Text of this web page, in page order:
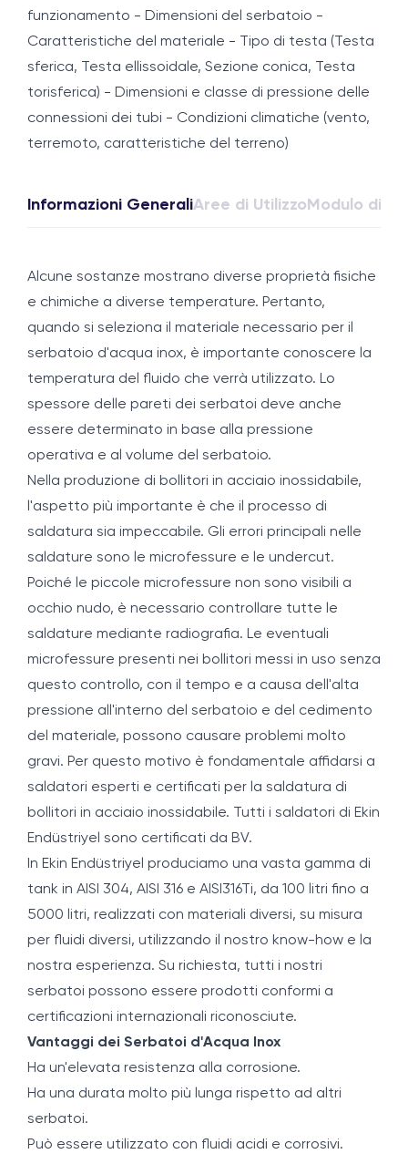
funzionamento - Dimensioni del serbatoio -
Caratteristiche del materiale - Tipo di testa (Testa
sferica, Testa ellissoidale, Sezione conica, Testa
torisferica) - Dimensioni e classe di pressione delle
connessioni dei tubi - Condizioni climatiche (vento,
terremoto, caratteristiche del terreno)
Informazioni GeneraliAree di Utilizzo Modulo di
Alcune sostanze mostrano diverse proprietà fisiche
e chimiche a diverse temperature. Pertanto,
quando si seleziona il materiale necessario per il
serbatoio d'acqua inox, è importante conoscere la
temperatura del fluido che verrà utilizzato. Lo
spessore delle pareti dei serbatoi deve anche
essere determinato in base alla pressione
operativa e al volume del serbatoio.
Nella produzione di bollitori in acciaio inossidabile,
l'aspetto più importante è che il processo di
saldatura sia impeccabile. Gli errori principali nelle
saldature sono le microfessure e le undercut.
Poiché le piccole microfessure non sono visibili a
occhio nudo, è necessario controllare tutte le
saldature mediante radiografia. Le eventuali
microfessure presenti nei bollitori messi in uso senza
questo controllo, con il tempo e a causa dell'alta
pressione all'interno del serbatoio e del cedimento
del materiale, possono causare problemi molto
gravi. Per questo motivo è fondamentale affidarsi a
saldatori esperti e certificati per la saldatura di
bollitori in acciaio inossidabile. Tutti i saldatori di Ekin
Endüstriyel sono certificati da BV.
In Ekin Endüstriyel produciamo una vasta gamma di
tank in AISI 304, AISI 316 e AISI316Ti, da 100 litri fino a
5000 litri, realizzati con materiali diversi, su misura
per fluidi diversi, utilizzando il nostro know-how e la
nostra esperienza. Su richiesta, tutti i nostri
serbatoi possono essere prodotti conformi a
certificazioni internazionali riconosciute.
Vantaggi dei Serbatoi d'Acqua Inox
Ha un'elevata resistenza alla corrosione.
Ha una durata molto più lunga rispetto ad altri
serbatoi.
Può essere utilizzato con fluidi acidi e corrosivi.